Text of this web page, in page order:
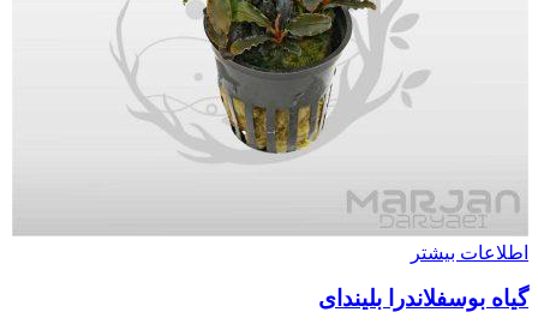
اطلاعات بیشتر
گیاه بوسفلاندرا بلیندای